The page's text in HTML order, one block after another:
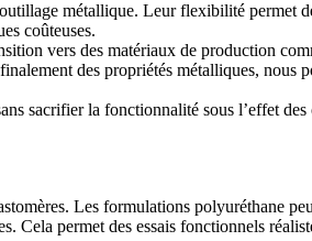
métallique. Leur flexibilité permet
coûteuses.
vers des matériaux de production
des propriétés métalliques, nous
sacrifier la fonctionnalité sous l’effet
Les formulations polyuréthane
Cela permet des essais fonctionnels